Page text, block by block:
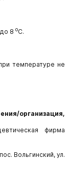
8 оС.
температуре не
организация,
фирма
Вольгинский, ул.